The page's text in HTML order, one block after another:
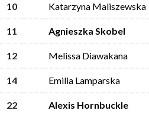
10 Katarzyna Maliszewska
11 Agnieszka Skobel
12 Melissa Diawakana
14 Emilia Lamparska
22 Alexis Hornbuckle
10 Katarzyna Maliszewska
11 Agnieszka Skobel
12 Melissa Diawakana
14 Emilia Lamparska
22 Alexis Hornbuckle